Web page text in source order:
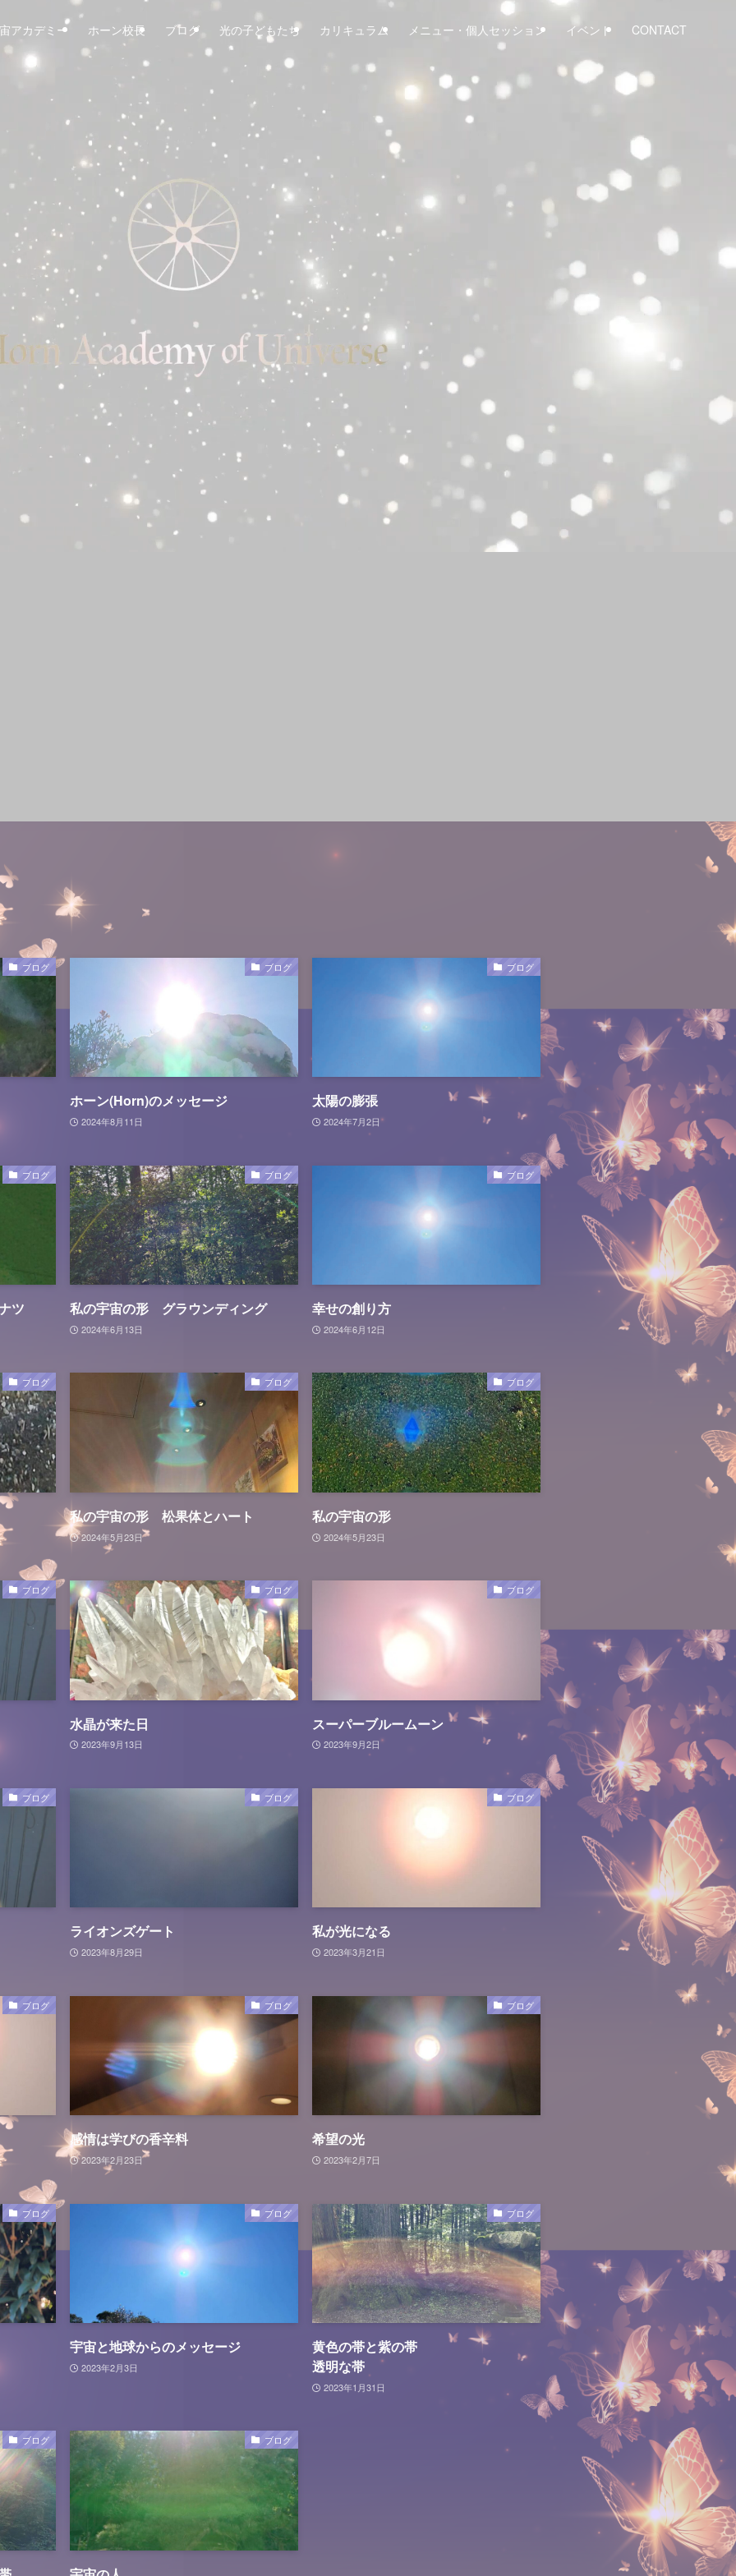
アカデミー ホーン校長 ブログ 光の子どもたち カリキュラム メニュー・個人セッション イベント CONTACT
ブログ ブログ
ホーン(Horn)のメッセージ
2024年8月11日
ブログ
太陽の膨張
2024年7月2日
ブログ
ツ
ブログ
私の宇宙の形 グラウンディング
2024年6月13日
ブログ
幸せの創り方
2024年6月12日
ブログ ブログ
私の宇宙の形 松果体とハート
2024年5月23日
ブログ
私の宇宙の形
2024年5月23日
ブログ ブログ
水晶が来た日
2023年9月13日
ブログ
スーパーブルームーン
2023年9月2日
ブログ ブログ
ライオンズゲート
2023年8月29日
ブログ
私が光になる
2023年3月21日
ブログ ブログ
感情は学びの香辛料
2023年2月23日
ブログ
希望の光
2023年2月7日
ブログ ブログ
宇宙と地球からのメッセージ
2023年2月3日
ブログ
黄色の帯と紫の帯
透明な帯
2023年1月31日
ブログ ブログ